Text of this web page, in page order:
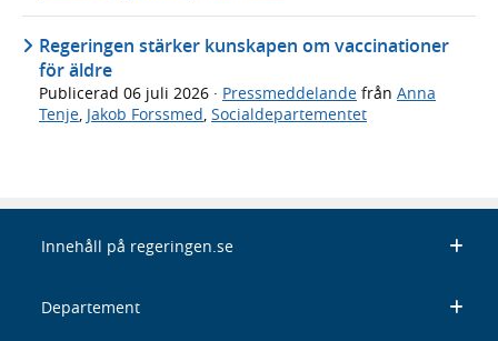
Regeringen stärker kunskapen om vaccinationer
för äldre
Publicerad 06 juli 2026 · Pressmeddelande från Anna
Tenje, Jakob Forssmed, Socialdepartementet
Innehåll på regeringen.se
Departement